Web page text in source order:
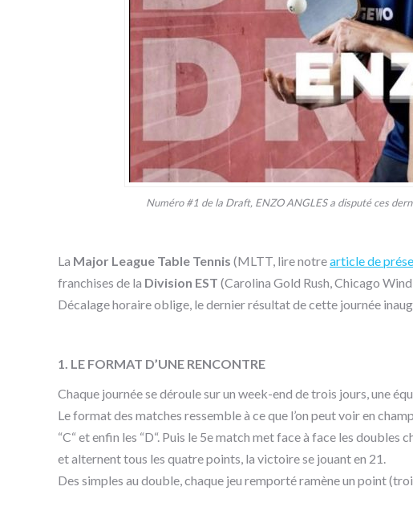
Numéro #1 de la Draft, ENZO ANGLES a disputé ces
La Major League Table Tennis (MLTT, lire notrearticle de
franchises de la Division EST (Carolina Gold Rush, Chicago
Décalage horaire oblige, le dernier résultat de cette journée
1. LE FORMAT D’UNE RENCONTRE
Chaque journée se déroule sur un week-end de trois jours, une
Le format des matches ressemble à ce que l’on peut voir en
“C“ et enfin les “D“. Puis le 5e match met face à face les doubles
et alternent tous les quatre points, la victoire se jouant en 21.
Des simples au double, chaque jeu remporté ramène un point